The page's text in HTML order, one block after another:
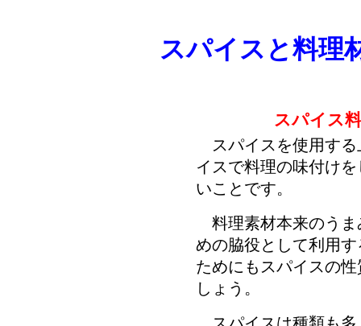
スパイスと料理
スパイス
スパイスを使用する
イスで料理の味付け
いことです。
料理素材本来のうま
めの脇役として利用
ためにもスパイスの
しょう。